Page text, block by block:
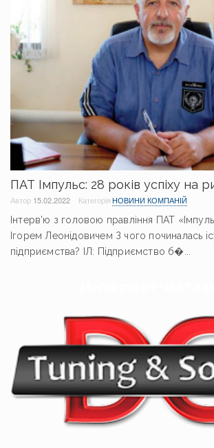
ПАТ Імпульс: 28 років успіху на
Автор 15.02.2022 КатегоріяНОВИНИ КОМПАНІЙ
Інтерв’ю з головою правління ПАТ
Ігорем Леонідовичем З чого починалась
підприємства? ІЛ: Підприємство б�...